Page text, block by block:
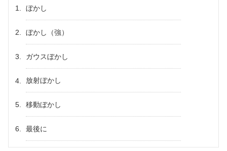
ぼかし
ぼかし（強）
ガウスぼかし
放射ぼかし
移動ぼかし
最後に